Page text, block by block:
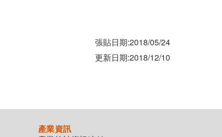
張貼日期:2018/05/24
更新日期:2018/12/10
產業資訊